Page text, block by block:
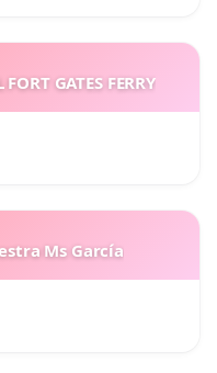
GATES FERRY
Ms García